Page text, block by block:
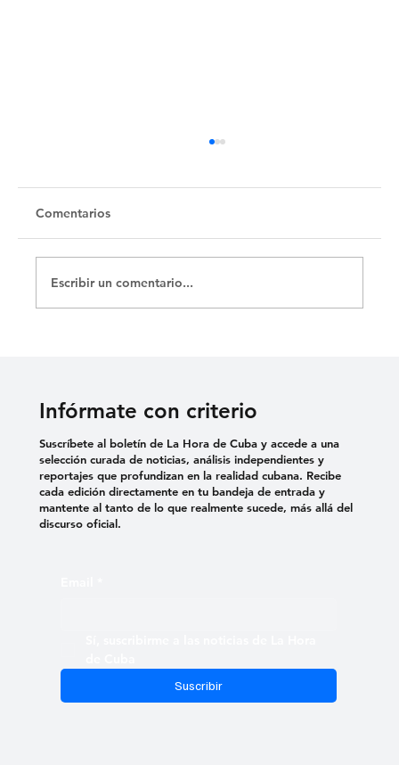
Comentarios
Escribir un comentario...
Infórmate con criterio
Suscribir
Suscríbete al boletín de La Hora de Cuba y accede a una
selección curada de noticias, análisis independientes y
reportajes que profundizan en la realidad cubana. Recibe
cada edición directamente en tu bandeja de entrada y
mantente al tanto de lo que realmente sucede, más allá del
discurso oficial.